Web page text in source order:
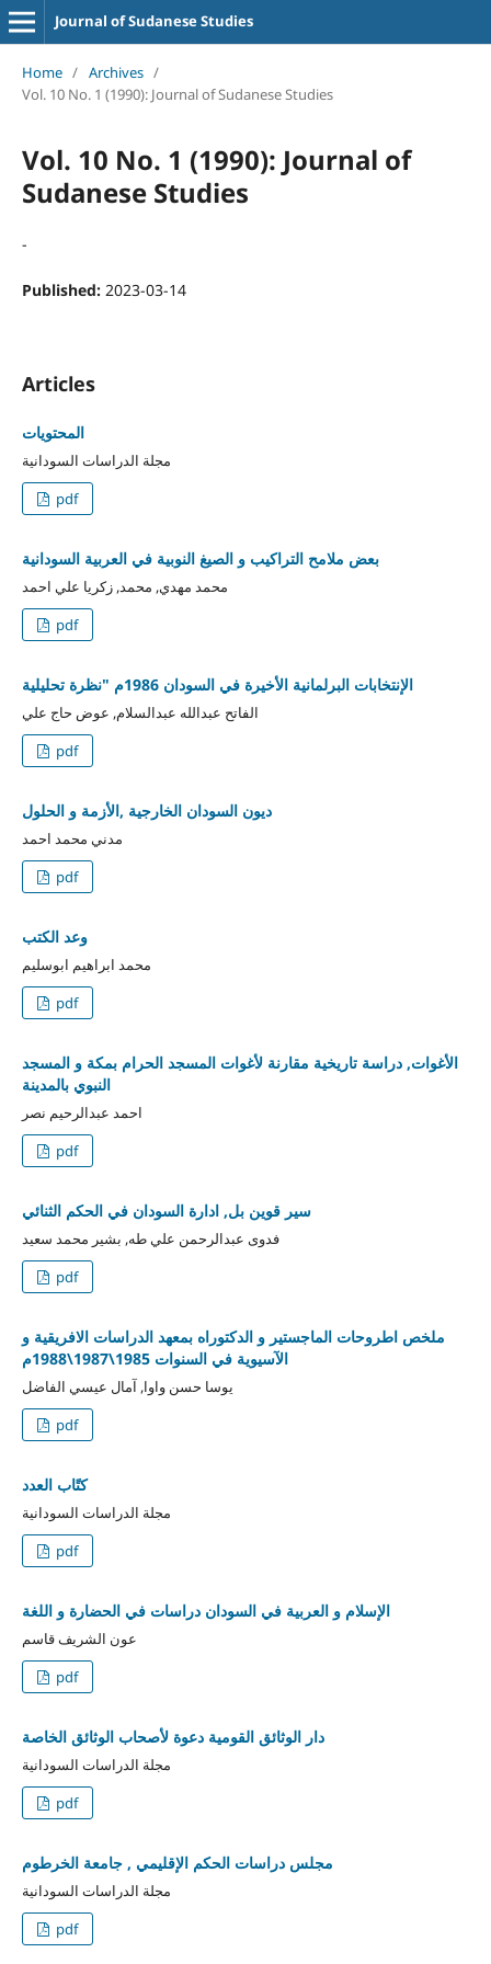
Journal of Sudanese Studies
Home / Archives /
Vol. 10 No. 1 (1990): Journal of Sudanese Studies
Vol. 10 No. 1 (1990): Journal of
Sudanese Studies
-
Published: 2023-03-14
Articles
المحتويات
مجلة الدراسات السودانية
pdf
بعض ملامح التراكيب و الصيغ النوبية في العربية السودانية
محمد مهدي, محمد, زكريا علي احمد
pdf
الإنتخابات البرلمانية الأخيرة في السودان 1986م "نظرة تحليلية
الفاتح عبدالله عبدالسلام, عوض حاج علي
pdf
ديون السودان الخارجية ,الأزمة و الحلول
مدني محمد احمد
pdf
وعد الكتب
محمد ابراهيم ابوسليم
pdf
الأغوات, دراسة تاريخية مقارنة لأغوات المسجد الحرام بمكة و المسجد
النبوي بالمدينة
احمد عبدالرحيم نصر
pdf
سير قوين بل, ادارة السودان في الحكم الثنائي
فدوى عبدالرحمن علي طه, بشير محمد سعيد
pdf
ملخص اطروحات الماجستير و الدكتوراه بمعهد الدراسات الافريقية و
الآسيوية في السنوات 1985\1987\1988م
يوسا حسن واوا, آمال عيسي الفاضل
pdf
كتًاب العدد
مجلة الدراسات السودانية
pdf
الإسلام و العربية في السودان دراسات في الحضارة و اللغة
عون الشريف قاسم
pdf
دار الوثائق القومية دعوة لأصحاب الوثائق الخاصة
مجلة الدراسات السودانية
pdf
مجلس دراسات الحكم الإقليمي , جامعة الخرطوم
مجلة الدراسات السودانية
pdf